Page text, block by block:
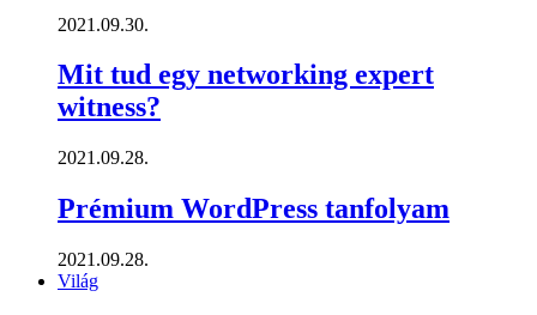
2021.09.30.
Mit tud egy networking expert
witness?
2021.09.28.
Prémium WordPress tanfolyam
2021.09.28.
Világ